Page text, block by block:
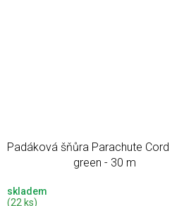
Padáková šňůra Parachute Cord
green - 30 m
skladem
(22 ks)